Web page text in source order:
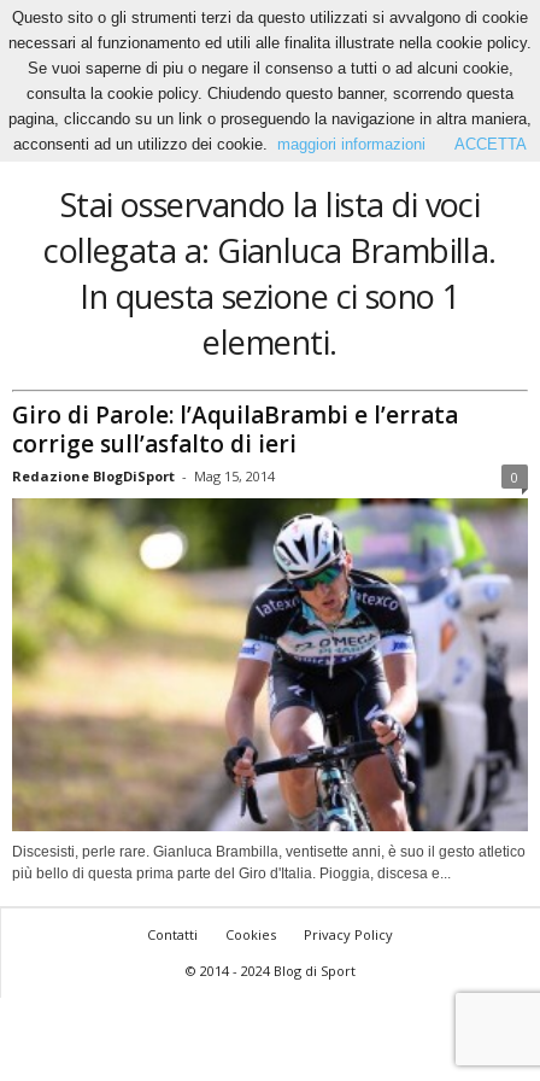
Home Tags Gianluca Brambilla
Gianluca Brambilla
Stai osservando la lista di voci
collegata a: Gianluca Brambilla.
In questa sezione ci sono 1
elementi.
Giro di Parole: l’AquilaBrambi e l’errata
corrige sull’asfalto di ieri
Redazione BlogDiSport - Mag 15, 2014 0
Discesisti, perle rare. Gianluca Brambilla, ventisette anni, è suo il gesto atletico
più bello di questa prima parte del Giro d'Italia. Pioggia, discesa e...
Contatti Cookies
Privacy Policy
© 2014 - 2024 Blog di Sport
Questo sito o gli strumenti terzi da questo utilizzati si avvalgono di cookie
necessari al funzionamento ed utili alle finalita illustrate nella cookie policy.
Se vuoi saperne di piu o negare il consenso a tutti o ad alcuni cookie,
consulta la cookie policy. Chiudendo questo banner, scorrendo questa
pagina, cliccando su un link o proseguendo la navigazione in altra maniera,
acconsenti ad un utilizzo dei cookie.
maggiori informazioni ACCETTA